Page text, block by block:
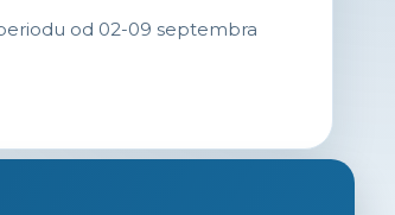
od 02-09 septembra